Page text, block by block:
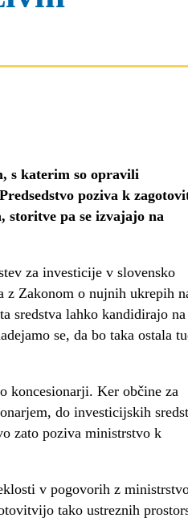
s katerim so opravili
poziva k
pa se izvajajo na
za investicije v slovensko
z Zakonom o nujnih ukrepih
sredstva lahko kandidirajo na
se, da bo taka ostala
koncesionarji. Ker občine za
do investicijskih
zato poziva ministrstvo k
v pogovorih z
tako ustreznih